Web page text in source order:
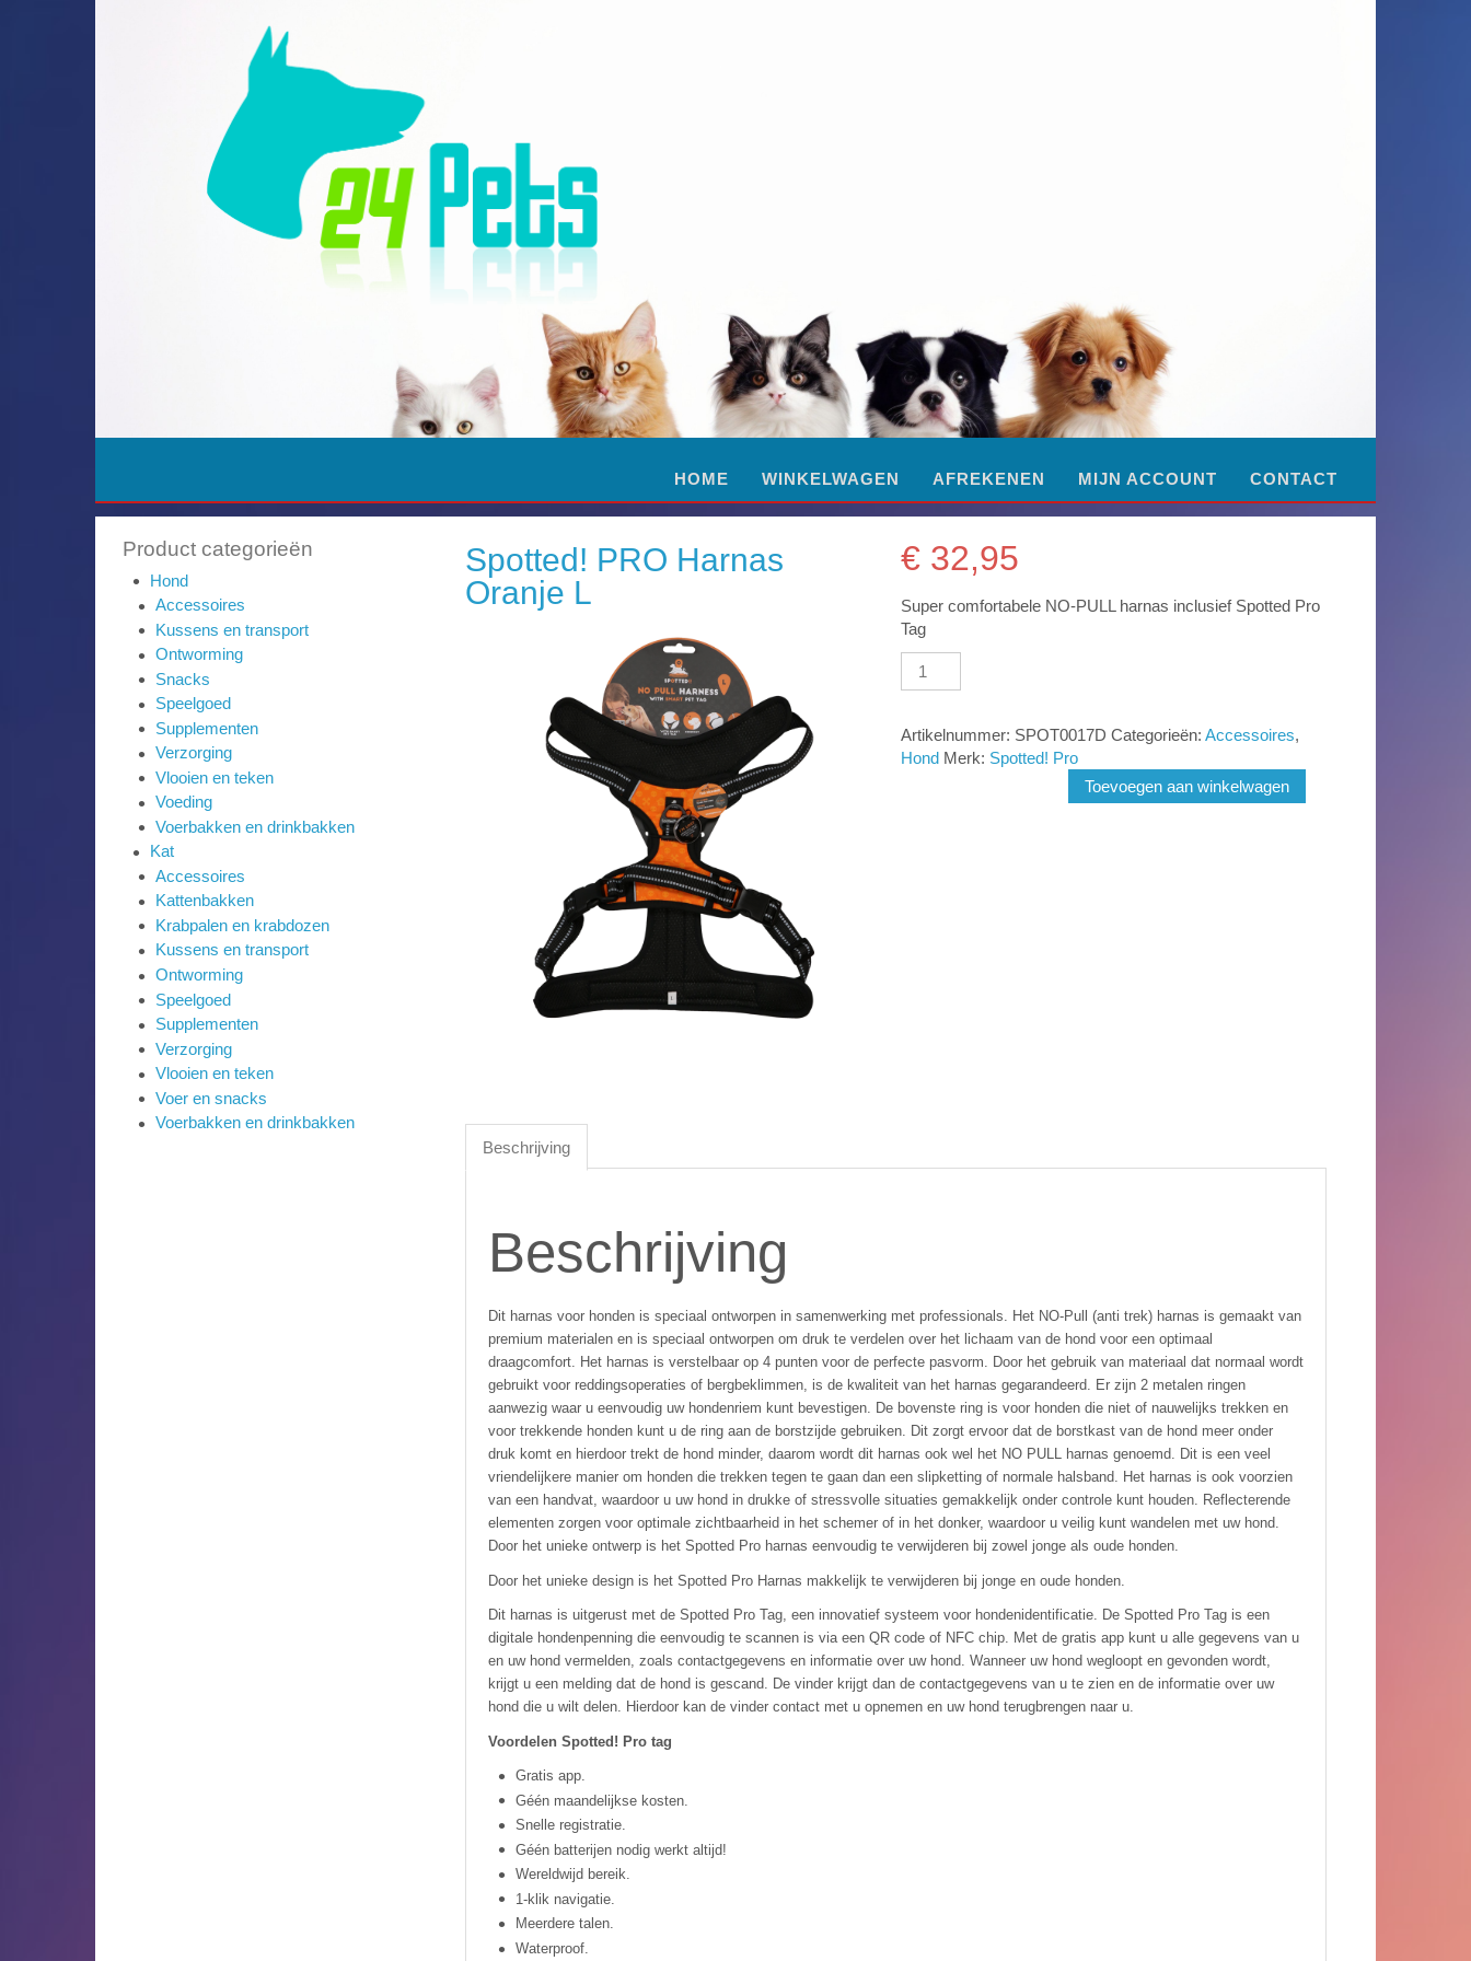
HOME WINKELWAGEN AFREKENEN MIJN ACCOUNT CONTACT
Product categorieën
Hond
Accessoires
Kussens en transport
Ontworming
Snacks
Speelgoed
Supplementen
Verzorging
Vlooien en teken
Voeding
Voerbakken en drinkbakken
Kat
Accessoires
Kattenbakken
Krabpalen en krabdozen
Kussens en transport
Ontworming
Speelgoed
Supplementen
Verzorging
Vlooien en teken
Voer en snacks
Voerbakken en drinkbakken
Spotted! PRO Harnas
Oranje L
€ 32,95
Super comfortabele NO-PULL harnas inclusief Spotted Pro
Tag
Spotted!
PRO
Oranje
L
Artikelnummer: SPOT0017D Categorieën:Accessoires,
Hond Merk: Spotted! Pro
Toevoegen aan winkelwagen
Beschrijving
Beschrijving
Dit harnas voor honden is speciaal ontworpen in samenwerking met professionals. Het NO-Pull (anti trek) harnas is gemaakt van
premium materialen en is speciaal ontworpen om druk te verdelen over het lichaam van de hond voor een optimaal
draagcomfort. Het harnas is verstelbaar op 4 punten voor de perfecte pasvorm. Door het gebruik van materiaal dat normaal wordt
gebruikt voor reddingsoperaties of bergbeklimmen, is de kwaliteit van het harnas gegarandeerd. Er zijn 2 metalen ringen
aanwezig waar u eenvoudig uw hondenriem kunt bevestigen. De bovenste ring is voor honden die niet of nauwelijks trekken en
voor trekkende honden kunt u de ring aan de borstzijde gebruiken. Dit zorgt ervoor dat de borstkast van de hond meer onder
druk komt en hierdoor trekt de hond minder, daarom wordt dit harnas ook wel het NO PULL harnas genoemd. Dit is een veel
vriendelijkere manier om honden die trekken tegen te gaan dan een slipketting of normale halsband. Het harnas is ook voorzien
van een handvat, waardoor u uw hond in drukke of stressvolle situaties gemakkelijk onder controle kunt houden. Reflecterende
elementen zorgen voor optimale zichtbaarheid in het schemer of in het donker, waardoor u veilig kunt wandelen met uw hond.
Door het unieke ontwerp is het Spotted Pro harnas eenvoudig te verwijderen bij zowel jonge als oude honden.
Door het unieke design is het Spotted Pro Harnas makkelijk te verwijderen bij jonge en oude honden.
Dit harnas is uitgerust met de Spotted Pro Tag, een innovatief systeem voor hondenidentificatie. De Spotted Pro Tag is een
digitale hondenpenning die eenvoudig te scannen is via een QR code of NFC chip. Met de gratis app kunt u alle gegevens van u
en uw hond vermelden, zoals contactgegevens en informatie over uw hond. Wanneer uw hond wegloopt en gevonden wordt,
krijgt u een melding dat de hond is gescand. De vinder krijgt dan de contactgegevens van u te zien en de informatie over uw
hond die u wilt delen. Hierdoor kan de vinder contact met u opnemen en uw hond terugbrengen naar u.
Voordelen Spotted! Pro tag
Gratis app.
Géén maandelijkse kosten.
Snelle registratie.
Géén batterijen nodig werkt altijd!
Wereldwijd bereik.
1-klik navigatie.
Meerdere talen.
Waterproof.